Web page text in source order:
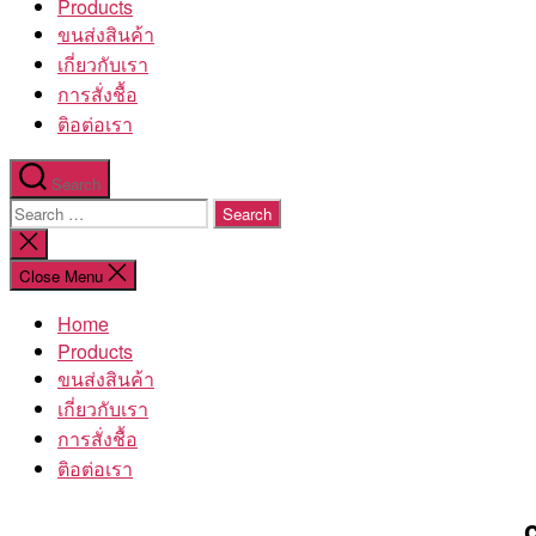
Products
ขนส่งสินค้า
เกี่ยวกับเรา
การสั่งชื้อ
ติอต่อเรา
Search
Search
for:
Close
search
Close Menu
Home
Products
ขนส่งสินค้า
เกี่ยวกับเรา
การสั่งชื้อ
ติอต่อเรา